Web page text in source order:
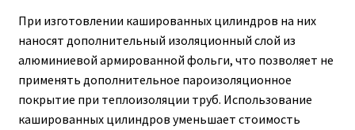
При изготовлении кашированных цилиндров на них
наносят дополнительный изоляционный слой из
алюминиевой армированной фольги, что позволяет не
применять дополнительное пароизоляционное
покрытие при теплоизоляции труб. Использование
кашированных цилиндров уменьшает стоимость